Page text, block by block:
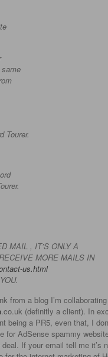
Tourer.
MAIL , IT’S ONLY A
MORE MAILS IN
us.html
from a blog I’m
.co.uk (definitly a client). In
being a PR5, even that, I
for AdSense spammy
If your email tell me it’s